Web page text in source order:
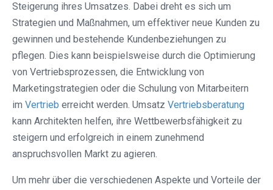
Steigerung ihres Umsatzes. Dabei dreht es sich um
Strategien und Maßnahmen, um effektiver neue Kunden zu
gewinnen und bestehende Kundenbeziehungen zu
pflegen. Dies kann beispielsweise durch die Optimierung
von Vertriebsprozessen, die Entwicklung von
Marketingstrategien oder die Schulung von Mitarbeitern
im Vertrieb erreicht werden. Umsatz Vertriebsberatung
kann Architekten helfen, ihre Wettbewerbsfähigkeit zu
steigern und erfolgreich in einem zunehmend
anspruchsvollen Markt zu agieren.
Um mehr über die verschiedenen Aspekte und Vorteile der